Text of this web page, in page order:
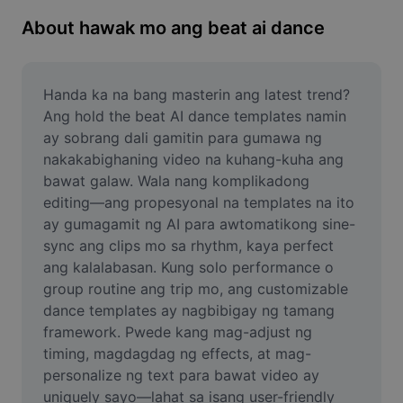
Image Enhancer
Resize Image
Online Photo Editor
Meme Generator
AI Text Remover
AI People Remover
AI Inpainting
Face Cutout
About hawak mo ang beat ai dance
Handa ka na bang masterin ang latest trend?
Ang hold the beat AI dance templates namin
ay sobrang dali gamitin para gumawa ng
nakakabighaning video na kuhang-kuha ang
bawat galaw. Wala nang komplikadong
editing—ang propesyonal na templates na ito
ay gumagamit ng AI para awtomatikong sine-
sync ang clips mo sa rhythm, kaya perfect
ang kalalabasan. Kung solo performance o
group routine ang trip mo, ang customizable
dance templates ay nagbibigay ng tamang
framework. Pwede kang mag-adjust ng
timing, magdagdag ng effects, at mag-
personalize ng text para bawat video ay
uniquely sayo—lahat sa isang user-friendly